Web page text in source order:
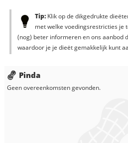
Tip:Klik op de dikgedrukte
met welke voedingsrestricties je
(nog) beter informeren en ons aanbod
waardoor je je dieët gemakkelijk kunt
Pinda
Geen overeenkomsten gevonden.